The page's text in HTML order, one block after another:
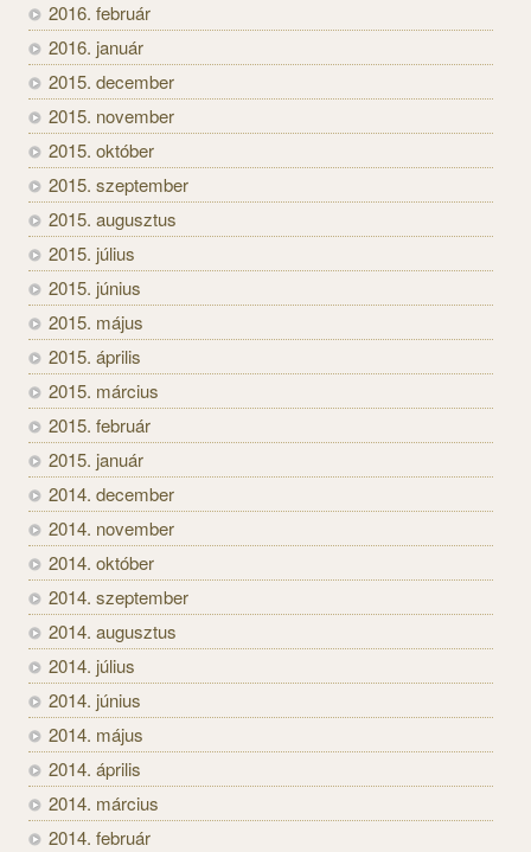
2016. február
2016. január
2015. december
2015. november
2015. október
2015. szeptember
2015. augusztus
2015. július
2015. június
2015. május
2015. április
2015. március
2015. február
2015. január
2014. december
2014. november
2014. október
2014. szeptember
2014. augusztus
2014. július
2014. június
2014. május
2014. április
2014. március
2014. február